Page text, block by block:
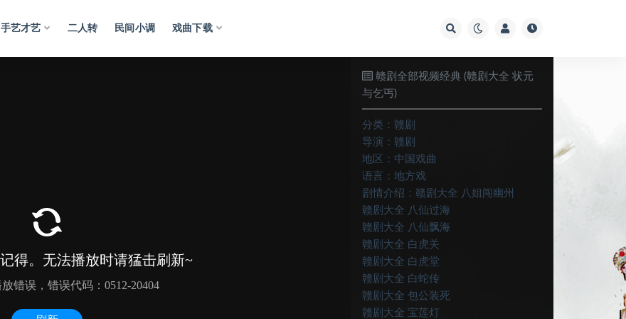
手艺才艺 二人转 民间小调 戏曲下载
赣剧全部视频经典 (赣剧大全 状元
与乞丐)
分类： 赣剧
导演： 赣剧
地区： 中国戏曲
语言： 地方戏
剧情介绍： 赣剧大全 八姐闯幽州
赣剧大全 八仙过海
赣剧大全 八仙飘海
赣剧大全 白虎关
赣剧大全 白虎堂
赣剧大全 白蛇传
赣剧大全 包公装死
赣剧大全 宝莲灯